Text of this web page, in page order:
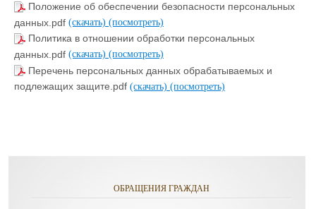
Положение об обеспечении безопасности персональных
данных.pdf (скачать) (посмотреть)
Политика в отношении обработки персональных
данных.pdf (скачать) (посмотреть)
Перечень персональных данных обрабатываемых и
подлежащих защите.pdf (скачать) (посмотреть)
ОБРАЩЕНИЯ ГРАЖДАН